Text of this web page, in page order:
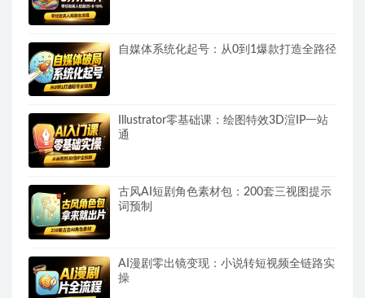
自媒体系统化起号：从0到1爆款打造全路径
Illustrator零基础课：绘图特效3D渲IP一站
通
古风AI短剧角色素材包：200套三视图提示
词预制
AI漫剧零出镜变现：小说转短视频全链路实
操